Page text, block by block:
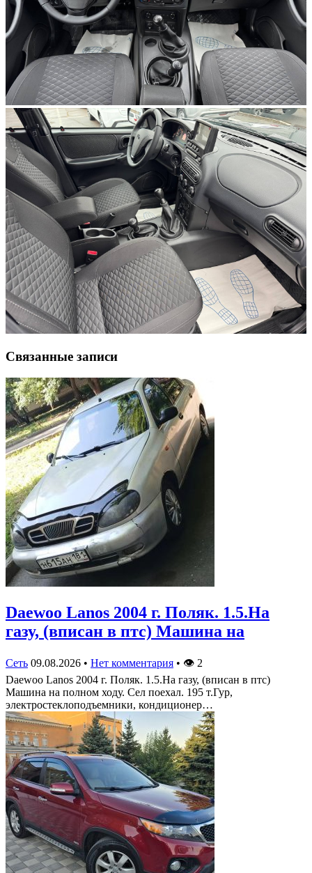
Связанные записи
Daewoo Lanos 2004 г. Поляк. 1.5.На
газу, (вписан в птс) Машина на
Сеть 09.08.2026 • Нет комментария • 👁 2
Daewoo Lanos 2004 г. Поляк. 1.5.На газу, (вписан в птс)
Машина на полном ходу. Сел поехал. 195 т.Гур,
электростеклоподъемники, кондиционер…